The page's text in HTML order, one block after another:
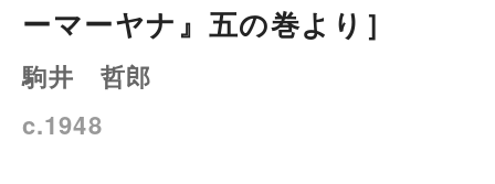
ーマーヤナ』五の巻より］
駒井 哲郎
c.1948